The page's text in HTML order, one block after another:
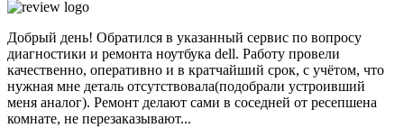
Добрый день! Обратился в указанный сервис по вопросу
диагностики и ремонта ноутбука dell. Работу провели
качественно, оперативно и в кратчайший срок, с учётом, что
нужная мне деталь отсутствовала(подобрали устроивший
меня аналог). Ремонт делают сами в соседней от ресепшена
комнате, не перезаказывают...